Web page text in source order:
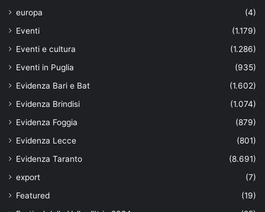
europa
(4)
Eventi
(1.179)
Eventi e cultura
(1.286)
Eventi in Puglia
(935)
Evidenza Bari e Bat
(1.602)
Evidenza Brindisi
(1.074)
Evidenza Foggia
(879)
Evidenza Lecce
(801)
Evidenza Taranto
(8.691)
export
(7)
Featured
(19)